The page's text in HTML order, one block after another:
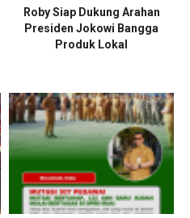
Roby Siap Dukung Arahan
Presiden Jokowi Bangga
Produk Lokal